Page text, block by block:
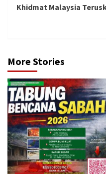
Khidmat Malaysia
More Stories